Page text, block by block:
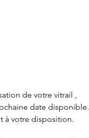
de votre vitrail ,
date disponible.
à votre disposition.